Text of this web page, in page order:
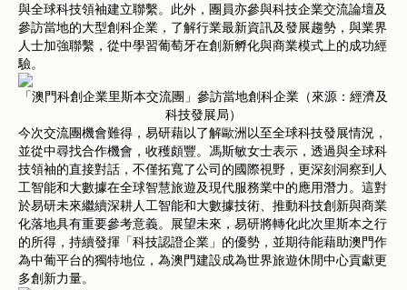
與全球科技領袖建立聯繫。此外，團員亦參與科技企業交流論壇及
參訪當地的大型創科企業，了解行業最新資訊及發展趨勢，與業界
人士加強聯繫，從中學習葡萄牙在創新孵化與商業模式上的成功經
驗。
「澳門科創企業里斯本交流團」參訪當地創科企業（來源：經濟及
科技發展局）
今次交流團機會難得，易研藉以了解歐洲以至全球科技發展情況，
並從中尋找合作機會，收穫頗豐。馮斯敏女士表示，透過與全球科
技領袖的直接對話，不僅拓寬了公司的國際視野，更深刻洞察到人
工智能和大數據在全球智慧旅遊及現代服務業中的應用潛力。這對
於易研未來繼續深耕人工智能和大數據技術、推動科技創新與商業
化落地具有重要參考意義。展望未來，易研將轉化此次里斯本之行
的所得，持續發揮「科技認證企業」的優勢，並期待能藉助澳門作
為中葡平台的獨特地位，為澳門建設成為世界旅遊休閒中心貢獻更
多創新力量。